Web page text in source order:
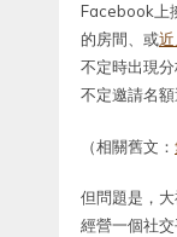
Facebook上
的房間、或
不定時出現
不定邀請名額
（相關舊文：
但問題是，
經營一個社